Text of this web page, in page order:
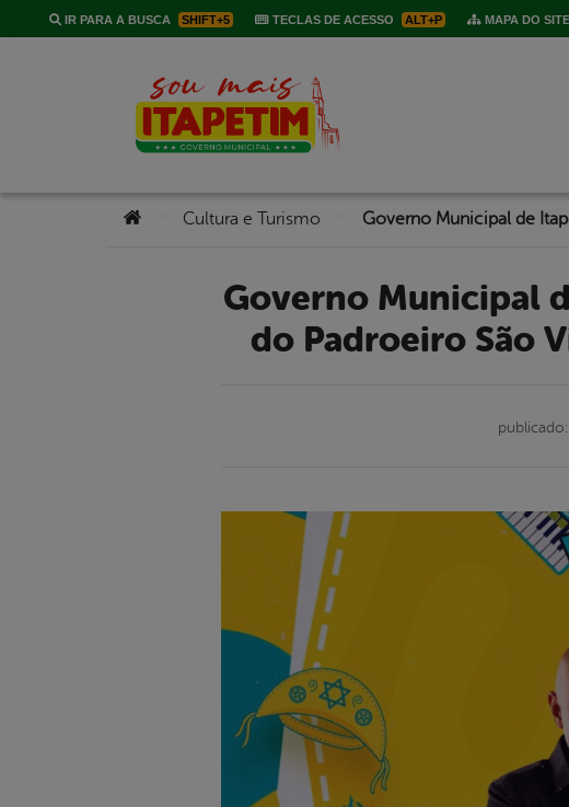
IR PARA A BUSCA SHIFT+5 TECLAS DE ACESSO ALT+P MAPA DO SITE
Você está aqui:Cultura e Turismo
Governo Municipal de Itapetim divulga programação da Festa
do Padroeiro São